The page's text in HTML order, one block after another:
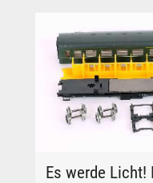
Es werde Licht!